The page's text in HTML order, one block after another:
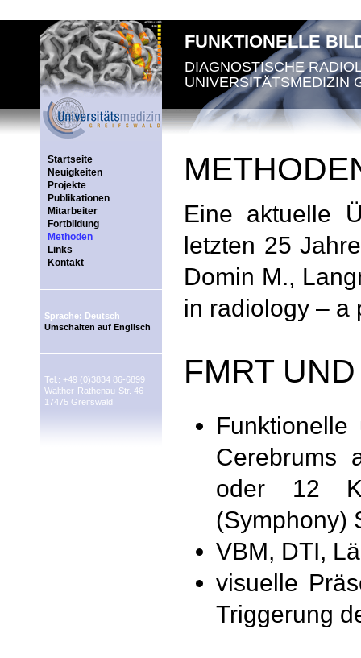
FUNKTIONELLE
DIAGNOSTISCHE
UNIVERSITÄTSMEDIZIN
Startseite
Neuigkeiten
Projekte
Publikationen
Mitarbeiter
Fortbildung
Methoden
Links
Kontakt
Sprache: Deutsch
Umschalten auf Englisch
Tel.: +49 (0)3834 86-6899
Walther-Rathenau-Str. 46
17475 Greifswald
Eine aktuelle
letzten 25
Domin M.,
in radiology – a
FMRT
Cerebrums
oder 12
(Symphony)
VBM, DTI,
visuelle
Triggerung